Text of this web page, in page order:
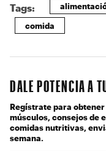
Tags:
comida
DALE POTENCIA A
Regístrate para
músculos, consejos de
comidas nutritivas,
semana.